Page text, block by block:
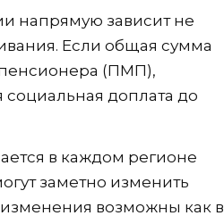
напрямую зависит не
Если общая сумма
(ПМП),
социальная доплата до
в каждом регионе
заметно изменить
возможны как в